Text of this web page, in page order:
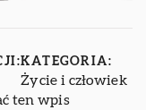
KATEGORIA:
Życie i człowiek
ten wpis